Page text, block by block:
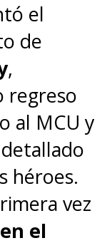
el
de
,
regreso
al MCU y
héroes.
vez
el